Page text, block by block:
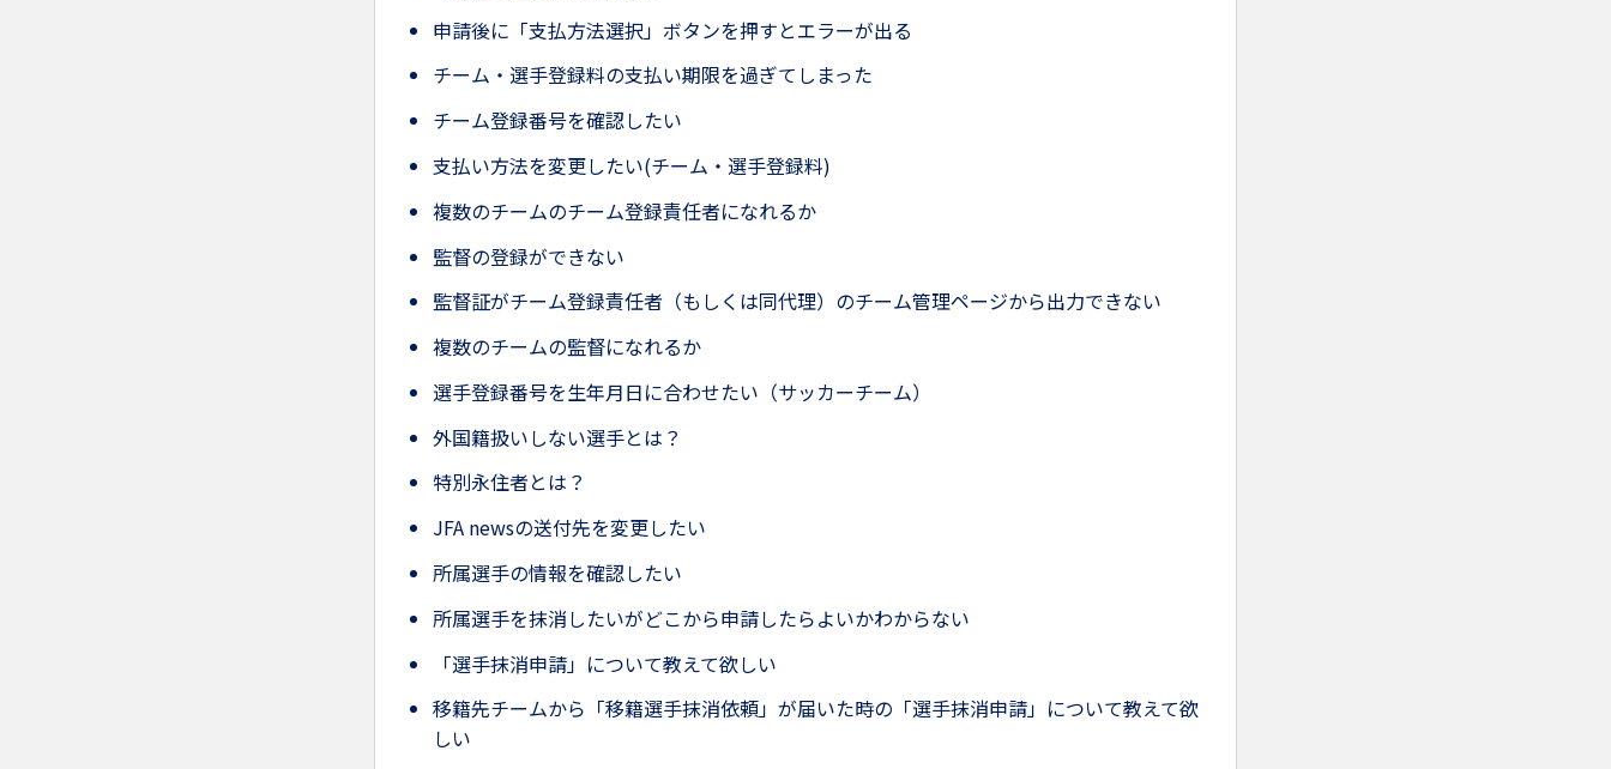
申請後に「支払方法選択」ボタンを押すとエラーが出る
チーム・選手登録料の支払い期限を過ぎてしまった
チーム登録番号を確認したい
支払い方法を変更したい(チーム・選手登録料)
複数のチームのチーム登録責任者になれるか
監督の登録ができない
監督証がチーム登録責任者（もしくは同代理）のチーム管理ページから出力できない
複数のチームの監督になれるか
選手登録番号を生年月日に合わせたい（サッカーチーム）
外国籍扱いしない選手とは？
特別永住者とは？
JFA newsの送付先を変更したい
所属選手の情報を確認したい
所属選手を抹消したいがどこから申請したらよいかわからない
「選手抹消申請」について教えて欲しい
移籍先チームから「移籍選手抹消依頼」が届いた時の「選手抹消申請」について教えて欲
しい